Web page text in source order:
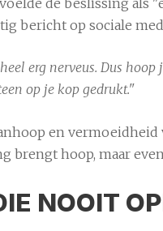
bericht op sociale
erg nerveus. Dus
op je kop gedrukt."
en
brengt hoop, maar
NOOIT